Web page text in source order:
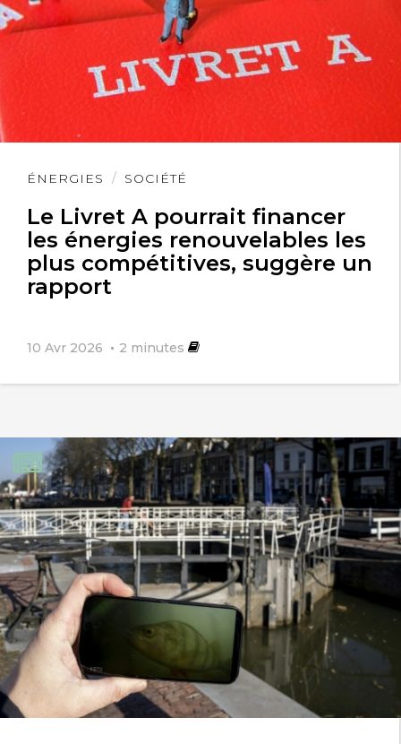
ÉNERGIES SOCIÉTÉ
Le Livret A pourrait financer
les énergies renouvelables les
plus compétitives, suggère un
rapport
10 Avr 2026 2 minutes
Lire